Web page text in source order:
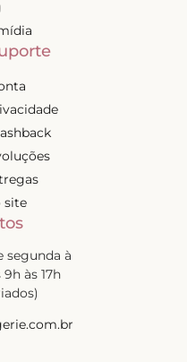
site
segunda à
às 17h